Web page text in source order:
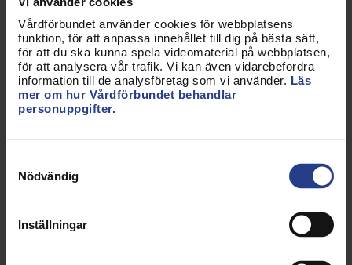
Vårdförbundet använder cookies för webbplatsens
funktion, för att anpassa innehållet till dig på bästa sätt,
för att du ska kunna spela videomaterial på webbplatsen,
för att analysera vår trafik. Vi kan även vidarebefordra
information till de analysföretag som vi använder. Läs
mer om hur Vårdförbundet behandlar
personuppgifter.
Nödvändig
Inställningar
Avdelning Stockholm stad
Avdelning Södermanland
Avdelning Värmland
Avdelning Västerbotten
Avdelning Västmanland